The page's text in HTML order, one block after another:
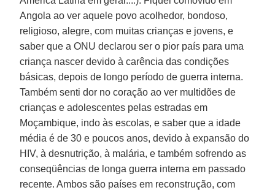
Angola ao ver aquele povo acolhedor, bondoso,
religioso, alegre, com muitas crianças e jovens, e
saber que a ONU declarou ser o pior país para uma
criança nascer devido à carência das condições
básicas, depois de longo período de guerra interna.
Também senti dor no coração ao ver multidões de
crianças e adolescentes pelas estradas em
Moçambique, indo às escolas, e saber que a idade
média é de 30 e poucos anos, devido à expansão do
HIV, à desnutrição, à malária, e também sofrendo as
conseqüências de longa guerra interna em passado
recente. Ambos são países em reconstrução, com